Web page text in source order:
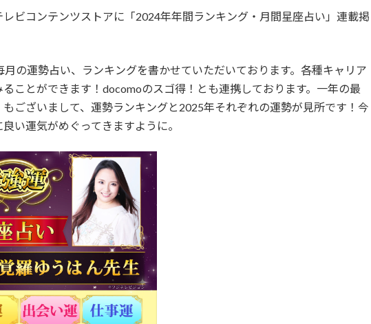
レビコンテンツストアに「2024年年間ランキング・月間星座占い」連載掲
月の運勢占い、ランキングを書かせていただいております。各種キャリア
ことができます！docomoのスゴ得！とも連携しております。一年の最
ございまして、運勢ランキングと2025年それぞれの運勢が見所です！今
い運気がめぐってきますように。